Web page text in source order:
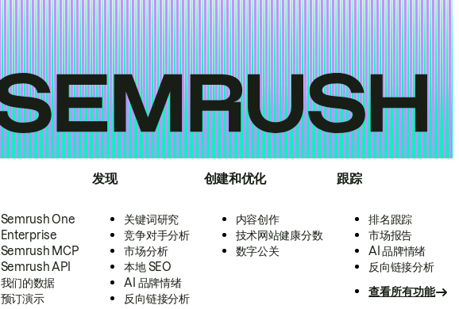
Semrush One
Enterprise
Semrush MCP
Semrush API
我们的数据
预订演示
发现
关键词研究
竞争对手分析
市场分析
本地 SEO
AI 品牌情绪
反向链接分析
创建和优化
内容创作
技术网站健康分数
数字公关
跟踪
排名跟踪
市场报告
AI 品牌情绪
反向链接分析
查看所有功能